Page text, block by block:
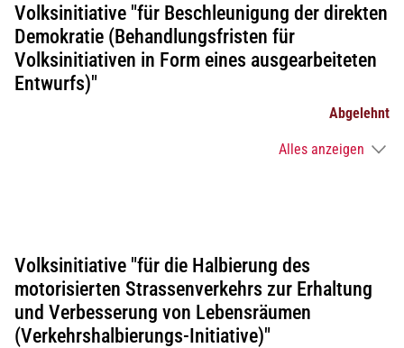
Volksinitiative "für Beschleunigung der direkten
Demokratie (Behandlungsfristen für
Volksinitiativen in Form eines ausgearbeiteten
Entwurfs)"
Abgelehnt
Alles anzeigen
Volksinitiative "für die Halbierung des
motorisierten Strassenverkehrs zur Erhaltung
und Verbesserung von Lebensräumen
(Verkehrshalbierungs-Initiative)"